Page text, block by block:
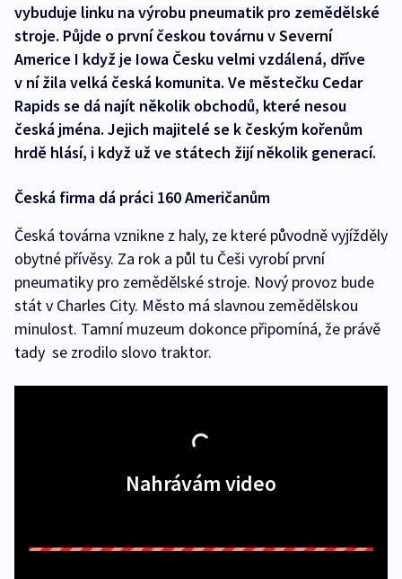
vybuduje linku na výrobu pneumatik pro zemědělské
stroje. Půjde o první českou továrnu v Severní
Americe I když je Iowa Česku velmi vzdálená, dříve
v ní žila velká česká komunita. Ve městečku Cedar
Rapids se dá najít několik obchodů, které nesou
česká jména. Jejich majitelé se k českým kořenům
hrdě hlásí, i když už ve státech žijí několik generací.
Česká firma dá práci 160 Američanům
Česká továrna vznikne z haly, ze které původně vyjížděly
obytné přívěsy. Za rok a půl tu Češi vyrobí první
pneumatiky pro zemědělské stroje. Nový provoz bude
stát v Charles City. Město má slavnou zemědělskou
minulost. Tamní muzeum dokonce připomíná, že právě
tady se zrodilo slovo traktor.
Nahrávám video